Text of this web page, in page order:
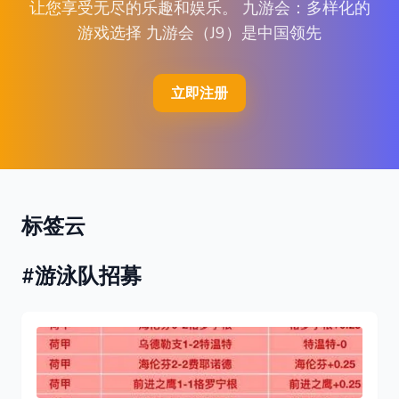
让您享受无尽的乐趣和娱乐。 九游会：多样化的
游戏选择 九游会（J9）是中国领先
立即注册
标签云
#游泳队招募